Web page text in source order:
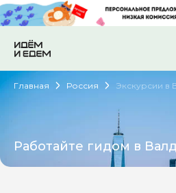
Главная Россия Экскурсии в
Работайте гидом в